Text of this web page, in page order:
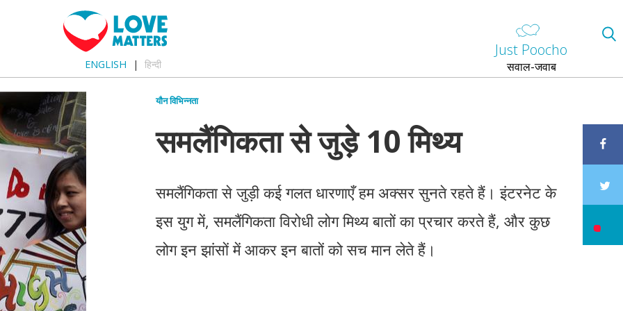
ENGLISH हिन्दी
Just Poocho
सवाल-जवाब
यौन विभिन्नता
समलैंगिकता से जुड़े 10 मिथ्य
समलैंगिकता से जुड़ी कई गलत धारणाएँ हम अक्सर सुनते रहते हैं। इंटरनेट के
इस युग में, समलैंगिकता विरोधी लोग मिथ्य बातों का प्रचार करते हैं, और कुछ
लोग इन झांसों में आकर इन बातों को सच मान लेते हैं।